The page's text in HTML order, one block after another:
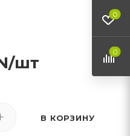
/шт
В КОРЗИНУ
0
0